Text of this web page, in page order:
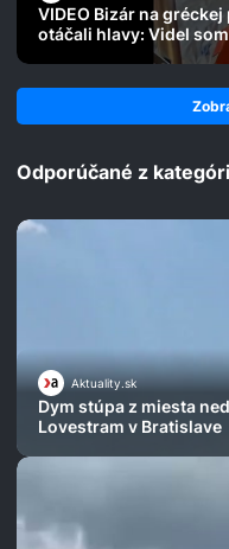
VIDEO Bizár na
otáčali hlavy: Videl
Odporúčané z
Aktuality.sk
Dym stúpa z miesta
Lovestram v Bratislave